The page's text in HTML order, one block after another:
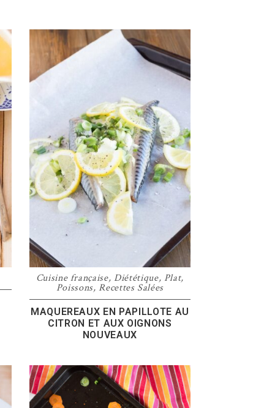
Cuisine française,Diététique, Plat,
Poissons,Recettes Salées
MAQUEREAUX EN PAPILLOTE AU
CITRON ET AUX OIGNONS
NOUVEAUX